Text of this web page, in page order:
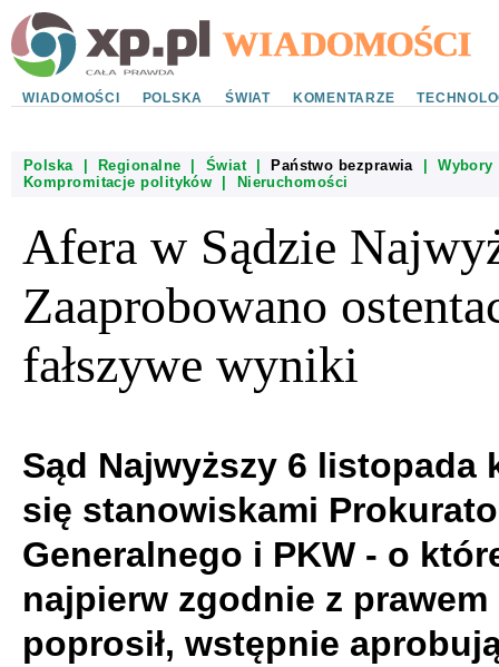
WIADOMOŚCI POLSKA ŚWIAT KOMENTARZE
Polska| Regionalne Świat| Państwo bezprawia|Wybory
Kompromitacje polityków
Nieruchomości
Afera w Sądzie
Zaaprobowano
fałszywe wyniki
Sąd Najwyższy 6 listopada
się stanowiskami
Generalnego i PKW - o
najpierw zgodnie z prawem
poprosił, wstępnie